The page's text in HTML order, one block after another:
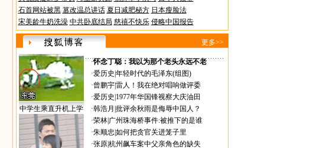
石首网站被黑 篡改温总讲话 夏日减肥秘方 日本瘦脸法
宋美龄牛奶洗澡 中共卧底结局 慈禧不快乐 侵略中国报告
更多>>
中学生乘直升机上学
·怀念丁聪：我以为那个老头永远不老
·爱历史 年轻时代的毛泽东(组图)
·曾鹏宇|雷人！我在绝对唱响做评委
·爱历史 1977年华国锋视察大庆油田
·韩浩月 批评余秋雨是侮辱中国人？
·荣林| 广州珠海桥事件:被推下的是谁
·朱顺忠 如何把贪官关进笼子里
·张原|杭州飙车案中父亲角色的缺失